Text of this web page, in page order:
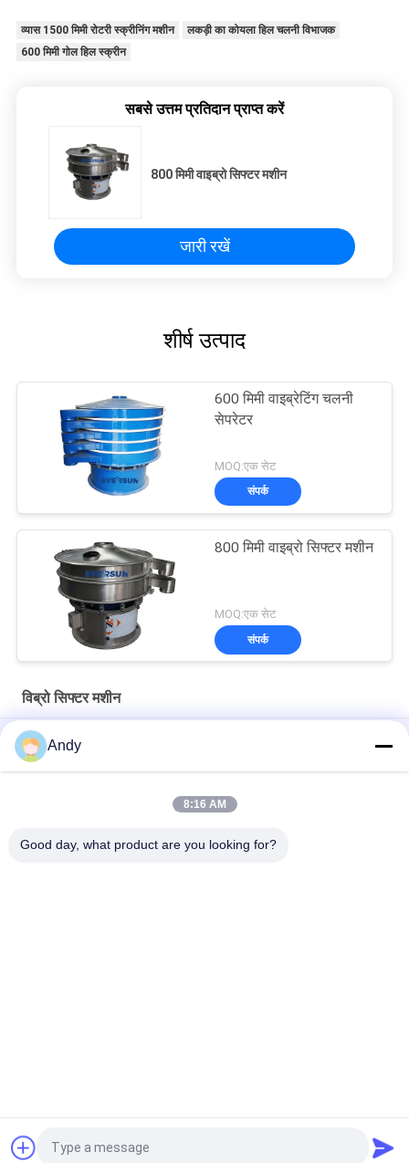
व्यास 1500 मिमी रोटरी स्क्रीनिंग मशीन
लकड़ी का कोयला हिल चलनी विभाजक
600 मिमी गोल हिल स्क्रीन
सबसे उत्तम प्रतिदान प्राप्त करें
800 मिमी वाइब्रो सिफ्टर मशीन
जारी रखें
शीर्ष उत्पाद
600 मिमी वाइब्रेटिंग चलनी
सेपरेटर
MOQ:एक सेट
संपर्क
800 मिमी वाइब्रो सिफ्टर मशीन
MOQ:एक सेट
संपर्क
विब्रो सिफ्टर मशीन
High-Frequency Screen for Fine Material Processing in Mining
and Building Materials
Andy
8:16 AM
Good day, what product are you looking for?